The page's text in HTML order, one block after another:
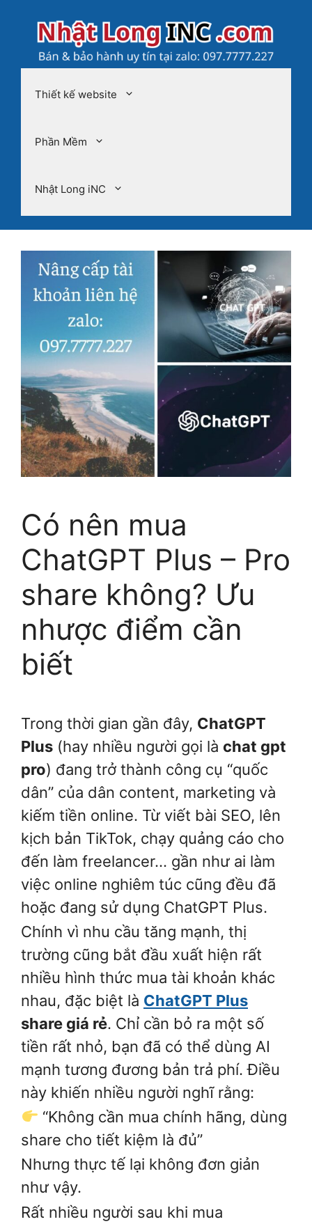
Thiết kế website
Phần Mềm
Nhật Long iNC
Có nên mua
ChatGPT Plus – Pro
share không? Ưu
nhược điểm cần
biết
Trong thời gian gần đây, ChatGPT
Plus (hay nhiều người gọi là chat gpt
pro) đang trở thành công cụ “quốc
dân” của dân content, marketing và
kiếm tiền online. Từ viết bài SEO, lên
kịch bản TikTok, chạy quảng cáo cho
đến làm freelancer… gần như ai làm
việc online nghiêm túc cũng đều đã
hoặc đang sử dụng ChatGPT Plus.
Chính vì nhu cầu tăng mạnh, thị
trường cũng bắt đầu xuất hiện rất
nhiều hình thức mua tài khoản khác
nhau, đặc biệt là ChatGPT Plus
share giá rẻ. Chỉ cần bỏ ra một số
tiền rất nhỏ, bạn đã có thể dùng AI
mạnh tương đương bản trả phí. Điều
này khiến nhiều người nghĩ rằng:
“Không cần mua chính hãng, dùng
share cho tiết kiệm là đủ”
Nhưng thực tế lại không đơn giản
như vậy.
Rất nhiều người sau khi mua